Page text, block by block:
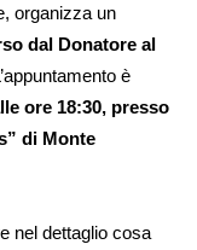
organizza un
dal Donatore al
è
ore 18:30, presso
di Monte
nel dettaglio cosa